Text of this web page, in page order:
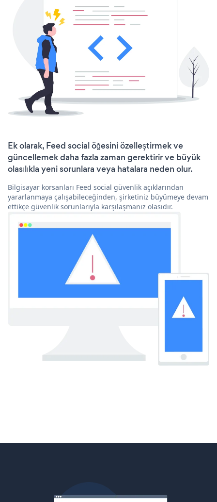
Ek olarak, Feed social öğesini özelleştirmek ve
güncellemek daha fazla zaman gerektirir ve büyük
olasılıkla yeni sorunlara veya hatalara neden olur.
Bilgisayar korsanları Feed social güvenlik açıklarından
yararlanmaya çalışabileceğinden, şirketiniz büyümeye devam
ettikçe güvenlik sorunlarıyla karşılaşmanız olasıdır.